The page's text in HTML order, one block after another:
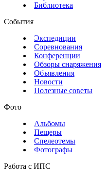
Библиотека
События
Экспедиции
Соревнования
Конференции
Обзоры снаряжения
Объявления
Новости
Полезные советы
Фото
Альбомы
Пещеры
Спелеотемы
Фотографы
Работа с ИПС